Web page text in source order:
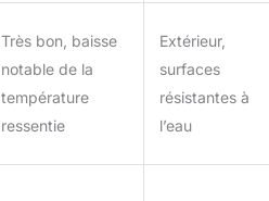
Très bon, baisse
notable de la
température
ressentie
Extérieur,
surfaces
résistantes à
l’eau